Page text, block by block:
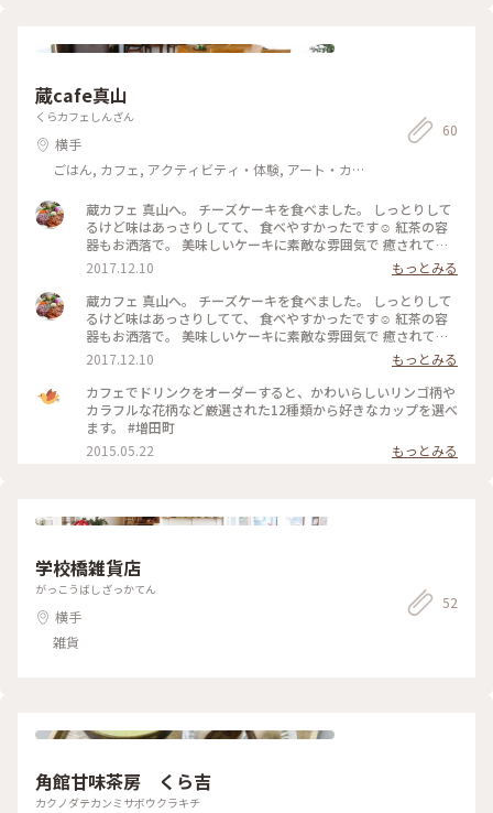
蔵cafe真山
くらカフェしんざん
横手
ごはん, カフェ, アクティビティ・体験, アート・カル
60
蔵カフェ 真山へ。 チーズケーキを食べました。 しっとりして
るけど味はあっさりしてて、 食べやすかったです☺︎ 紅茶の容
器もお洒落で。 美味しいケーキに素敵な雰囲気で 癒されてき
ました(*´-`) #増田 #蔵カフェ真山 #秋田カフェ #チーズケーキ
#カフェ巡り #ことりっぷ秋田
2017.12.10
もっとみる
蔵カフェ 真山へ。 チーズケーキを食べました。 しっとりして
るけど味はあっさりしてて、 食べやすかったです☺︎ 紅茶の容
器もお洒落で。 美味しいケーキに素敵な雰囲気で 癒されてき
ました(*´-`) #増田 #蔵カフェ真山 #秋田カフェ #チーズケーキ
#カフェ巡り
2017.12.10
もっとみる
カフェでドリンクをオーダーすると、かわいらしいリンゴ柄や
カラフルな花柄など厳選された12種類から好きなカップを選べ
ます。 #増田町
2015.05.22
もっとみる
学校橋雑貨店
がっこうばしざっかてん
横手
雑貨
52
角館甘味茶房 くら吉
カクノダテカンミサボウクラキチ